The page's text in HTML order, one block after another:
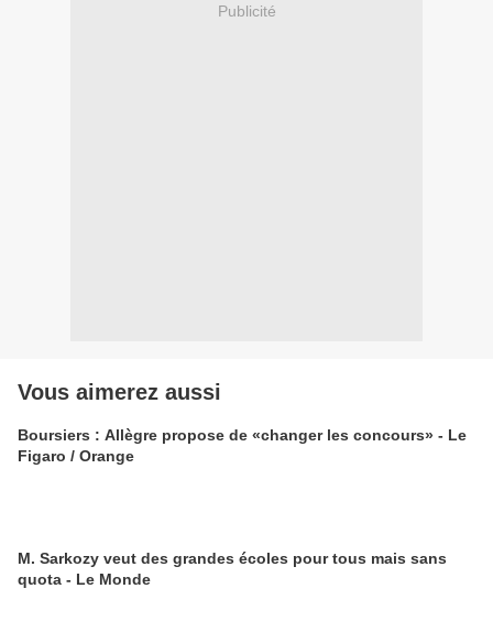
Publicité
Vous aimerez aussi
Boursiers : Allègre propose de «changer les concours» - Le
Figaro / Orange
M. Sarkozy veut des grandes écoles pour tous mais sans
quota - Le Monde